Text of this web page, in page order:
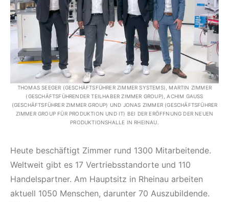
THOMAS SEEGER (GESCHÄFTSFÜHRER ZIMMER SYSTEMS), MARTIN ZIMMER
(GESCHÄFTSFÜHRENDER TEILHABER ZIMMER GROUP), ACHIM GAUSS
(GESCHÄFTSFÜHRER ZIMMER GROUP) UND JONAS ZIMMER (GESCHÄFTSFÜHRER
ZIMMER GROUP FÜR PRODUKTION UND IT) BEI DER ERÖFFNUNG DER NEUEN
PRODUKTIONSHALLE IN RHEINAU.
Heute beschäftigt Zimmer rund 1300 Mitarbeitende.
Weltweit gibt es 17 Vertriebsstandorte und 110
Handelspartner. Am Hauptsitz in Rheinau arbeiten
aktuell 1050 Menschen, darunter 70 Auszubildende.